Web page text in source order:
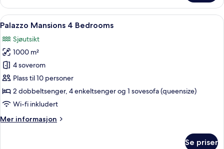
Lagoon
Suite
Åpne
alle
bildene
av
Palazzo
Mansions
4
Bedrooms
Sengetøy av topp kvalitet, minibar,
19
Palazzo Mansions 4 Bedrooms
Sjøutsikt
1000 m²
4 soverom
Plass til 10 personer
2 dobbeltsenger, 4 enkeltsenger og 1 sovesofa (queensize)
Wi-fi inkludert
Mer informasjon
Mer
Se priser